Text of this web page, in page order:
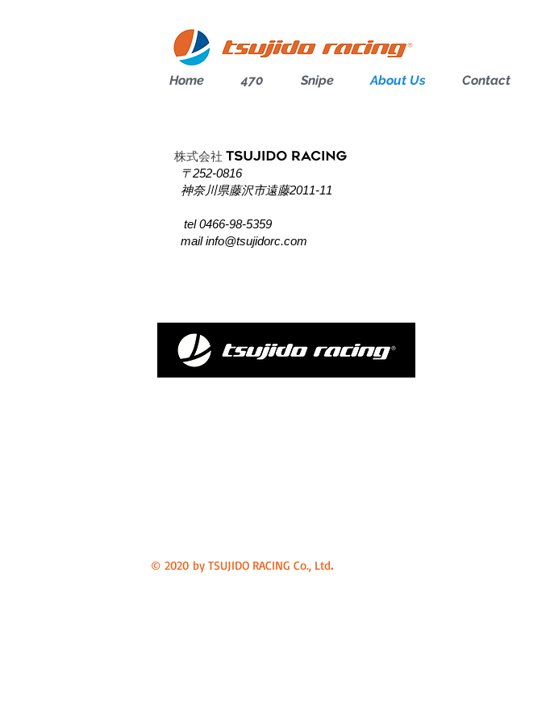
株式会社
〒252-0816
神奈川県藤沢市遠藤2011-11
tel 0466-98-5359
mailinfo@tsujidorc.com
Home 470 Snipe About Us Contact
© 2020 by TSUJIDO RACING Co., Ltd.